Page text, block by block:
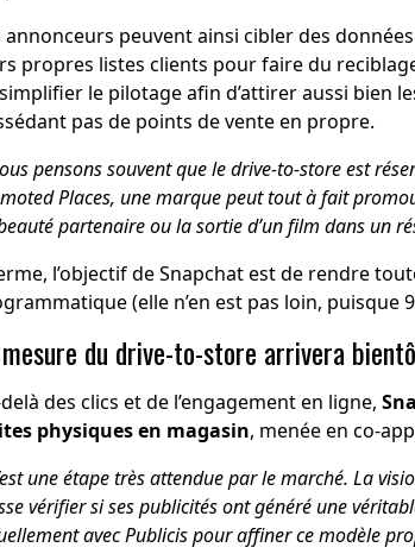
annonceurs peuvent ainsi cibler des
propres listes clients pour faire du
le pilotage afin d’attirer aussi bien
pas de points de vente en propre.
pensons souvent que le drive-to-store est
Places, une marque peut tout à fait
partenaire ou la sortie d’un film dans un
l’objectif de Snapchat est de rendre
(elle n’en est pas loin, puisque
du drive-to-store arrivera
des clics et de l’engagement en ligne,
physiques en magasin, menée en co-
une étape très attendue par le marché. La
vérifier si ses publicités ont généré une
avec Publicis pour affiner ce modèle